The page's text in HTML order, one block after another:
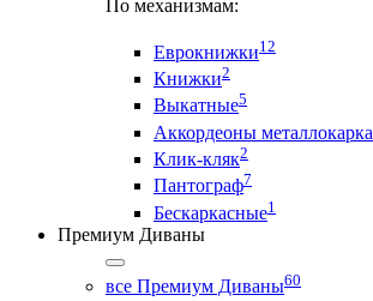
По механизмам:
Еврокнижки12
Книжки2
Выкатные5
Аккордеоны
Клик-кляк2
Пантограф7
Бескаркасные1
Премиум Диваны
все Премиум Диваны60